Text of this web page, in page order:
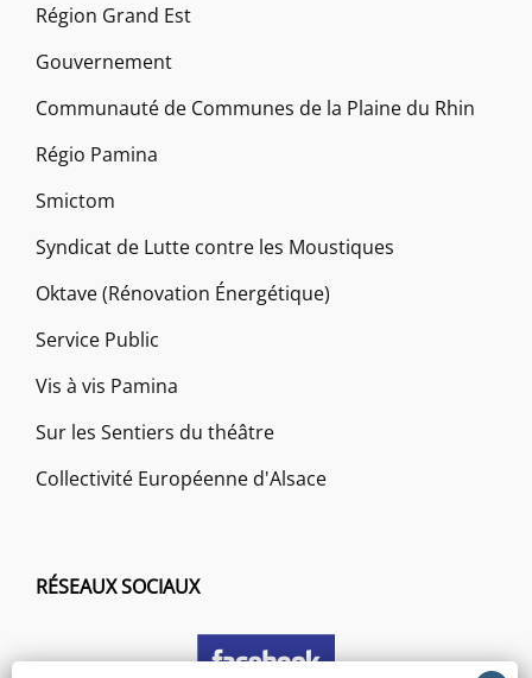
Région Grand Est
Gouvernement
Communauté de Communes de la Plaine du Rhin
Régio Pamina
Smictom
Syndicat de Lutte contre les Moustiques
Oktave (Rénovation Énergétique)
Service Public
Vis à vis Pamina
Sur les Sentiers du théâtre
Collectivité Européenne d'Alsace
RÉSEAUX SOCIAUX